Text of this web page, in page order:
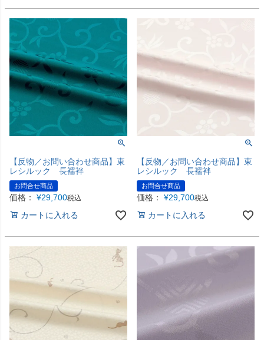
【反物／お問い合わせ商品】東
レシルック 長襦袢
お問合せ商品
価格： ¥29,700税込
カートに入れる
【反物／お問い合わせ商品】東
レシルック 長襦袢
お問合せ商品
価格： ¥29,700税込
カートに入れる